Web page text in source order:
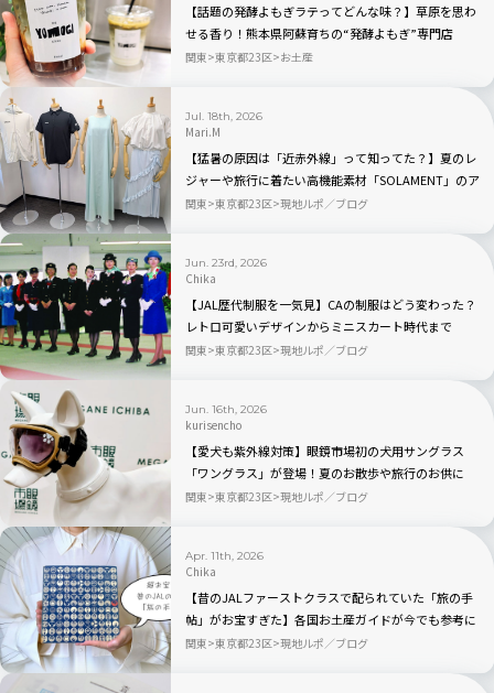
【話題の発酵よもぎラテってどんな味？】草原を思わ
せる香り！熊本県阿蘇育ちの“発酵よもぎ”専門店
「BETWEEN by THE YOMOGI STAND」渋谷にオープ
関東 東京都23区 お土産
Jul. 18th, 2026
Mari.M
【猛暑の原因は「近赤外線」って知ってた？】夏のレ
ジャーや旅行に着たい高機能素材「SOLAMENT」のア
パレルが続々登場
関東 東京都23区 現地ルポ／ブログ
Jun. 23rd, 2026
Chika
【JAL歴代制服を一気見】CAの制服はどう変わった？
レトロ可愛いデザインからミニスカート時代まで
関東 東京都23区 現地ルポ／ブログ
Jun. 16th, 2026
kurisencho
【愛犬も紫外線対策】眼鏡市場初の犬用サングラス
「ワングラス」が登場！夏のお散歩や旅行のお供に
関東 東京都23区 現地ルポ／ブログ
Apr. 11th, 2026
Chika
【昔のJALファーストクラスで配られていた「旅の手
帖」がお宝すぎた】各国お土産ガイドが今でも参考に
なる！？
関東 東京都23区 現地ルポ／ブログ